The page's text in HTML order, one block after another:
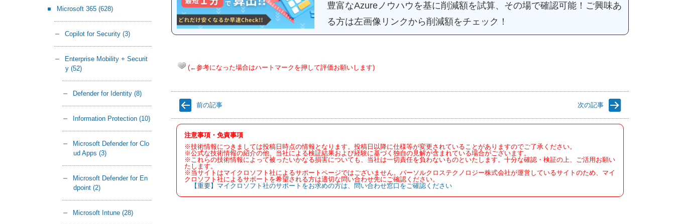
豊富なAzureノウハウを基に削減額を試算、その場で確認可能！ ご興味あ
る方は左画像リンクから削減額をチェック！
(←参考になった場合はハートマークを押して評価お願いします)
前の記事 次の記事
注意事項・免責事項
※技術情報につきましては投稿日時点の情報となります。投稿日以降に仕様等が変更されていることがありますのでご了承ください。
※公式な技術情報の紹介の他、当社による検証結果および経験に基づく独自の見解が含まれている場合がございます。
※これらの技術情報によって被ったいかなる損害についても、当社は一切責任を負わないものといたします。十分な確認・検証の上、ご活用お願い
たします。
※当サイトはマイクロソフト社によるサポートページではございません。パーソルクロステクノロジー株式会社が運営しているサイトのため、マイ
クロソフト社によるサポートを希望される方は適切な問い合わせ先にご確認ください。
【重要】マイクロソフト社のサポートをお求めの方は、問い合わせ窓口をご確認ください
Microsoft 365 (628)
Copilot for Security (3)
Enterprise Mobility + Securit
y (52)
Defender for Identity (8)
Information Protection (10)
Microsoft Defender for Clo
ud Apps (3)
Microsoft Defender for En
dpoint (2)
Microsoft Intune (28)